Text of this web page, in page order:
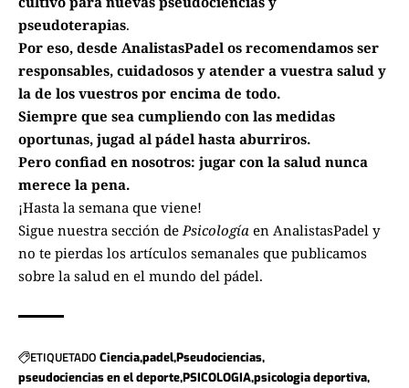
pseudoterapias.
Por eso, desde AnalistasPadel os recomendamos ser
responsables, cuidadosos y atender a vuestra salud y
la de los vuestros por encima de todo.
Siempre que sea cumpliendo con las medidas
oportunas, jugad al pádel hasta aburriros.
Pero confiad en nosotros: jugar con la salud nunca
merece la pena.
¡Hasta la semana que viene!
Sigue nuestra sección de Psicología en AnalistasPadel y
no te pierdas los artículos semanales que publicamos
sobre la salud en el mundo del pádel.
ETIQUETADO CienciapadelPseudociencias
pseudociencias en el deportePSICOLOGIApsicologia deportiva